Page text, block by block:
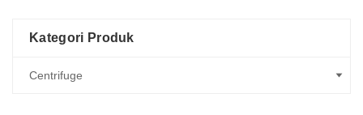
Kategori Produk